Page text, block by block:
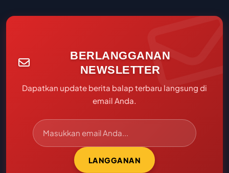
BERLANGGANAN
NEWSLETTER
Dapatkan update berita balap terbaru langsung di
email Anda.
LANGGANAN